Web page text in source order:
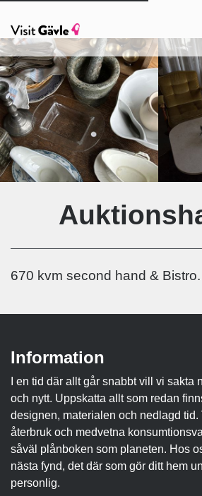
670 kvm second hand & Bistro.
Information
I en tid där allt går snabbt vill vi sakta
och nytt. Uppskatta allt som redan
designen, materialen och nedlagd tid.
återbruk och medvetna
såväl plånboken som planeten. Hos
nästa fynd, det där som gör ditt hem
personlig.